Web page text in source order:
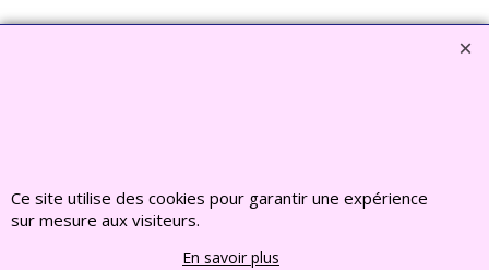
Ce site utilise des cookies pour garantir une expérience
sur mesure aux visiteurs.
En savoir plus